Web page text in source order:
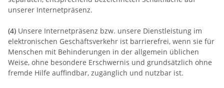
unserer Internetpräsenz.
(4) Unsere Internetpräsenz bzw. unsere Dienstleistung im
elektronischen Geschäftsverkehr ist barrierefrei, wenn sie für
Menschen mit Behinderungen in der allgemein üblichen
Weise, ohne besondere Erschwernis und grundsätzlich ohne
fremde Hilfe auffindbar, zugänglich und nutzbar ist.